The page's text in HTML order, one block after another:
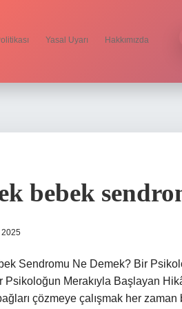
Yasal Uyarı Hakkımızda
bebek
2025
Sendromu Ne Demek? Bir
Psikoloğun Merakıyla Başlayan
çözmeye çalışmak her